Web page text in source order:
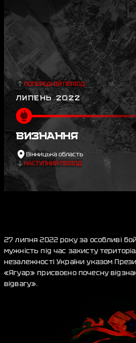
ПОПЕРЕДНІЙ ПЕРІОД
ЛИПЕНЬ 2022
ВИЗНАННЯ
Вінницька область
НАСТУПНИЙ ПЕРІОД
27 липня 2022 року за особливі
мужність під час захисту
незалежності України указом
«Ягуар» присвоєно почесну
відвагу».